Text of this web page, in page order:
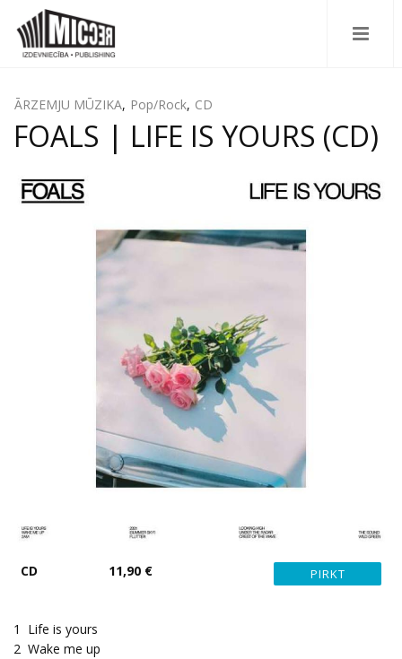
ĀRZEMJU MŪZIKA, Pop/Rock, CD
FOALS | LIFE IS YOURS (CD)
CD 11,90 €
1
Life is yours
2 Wake me up